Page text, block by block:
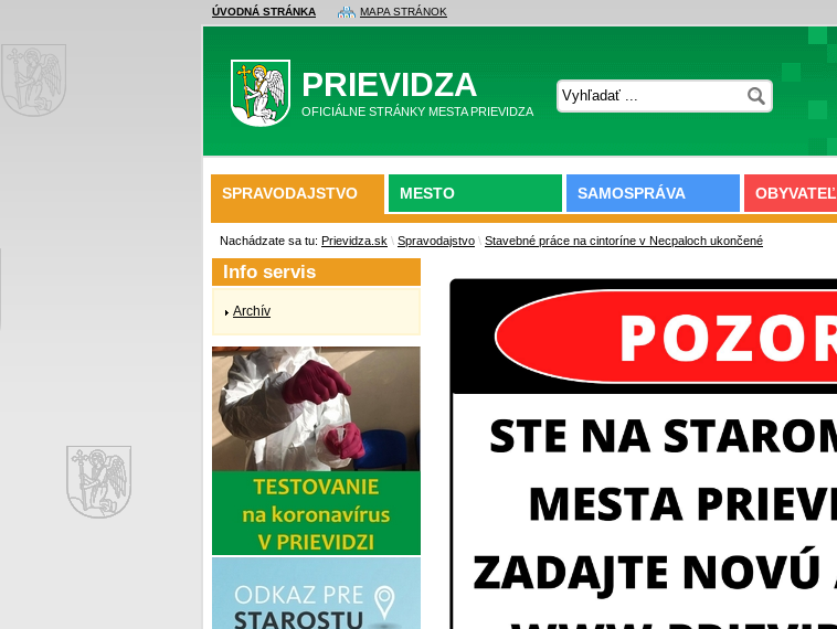
ÚVODNÁ STRÁNKA MAPA STRÁNOK
PRIEVIDZA
OFICIÁLNE STRÁNKY MESTA PRIEVIDZA
SPRAVODAJSTVO MESTO SAMOSPRÁVA OBYVATEĽ
Nachádzate sa tu: Prievidza.sk \ Spravodajstvo \ Stavebné práce na cintoríne v Necpaloch ukončené
Info servis
Archív